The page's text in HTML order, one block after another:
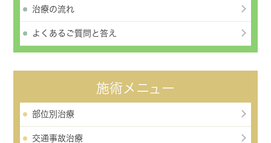
治療の流れ
よくあるご質問と答え
施術メニュー
部位別治療
交通事故治療